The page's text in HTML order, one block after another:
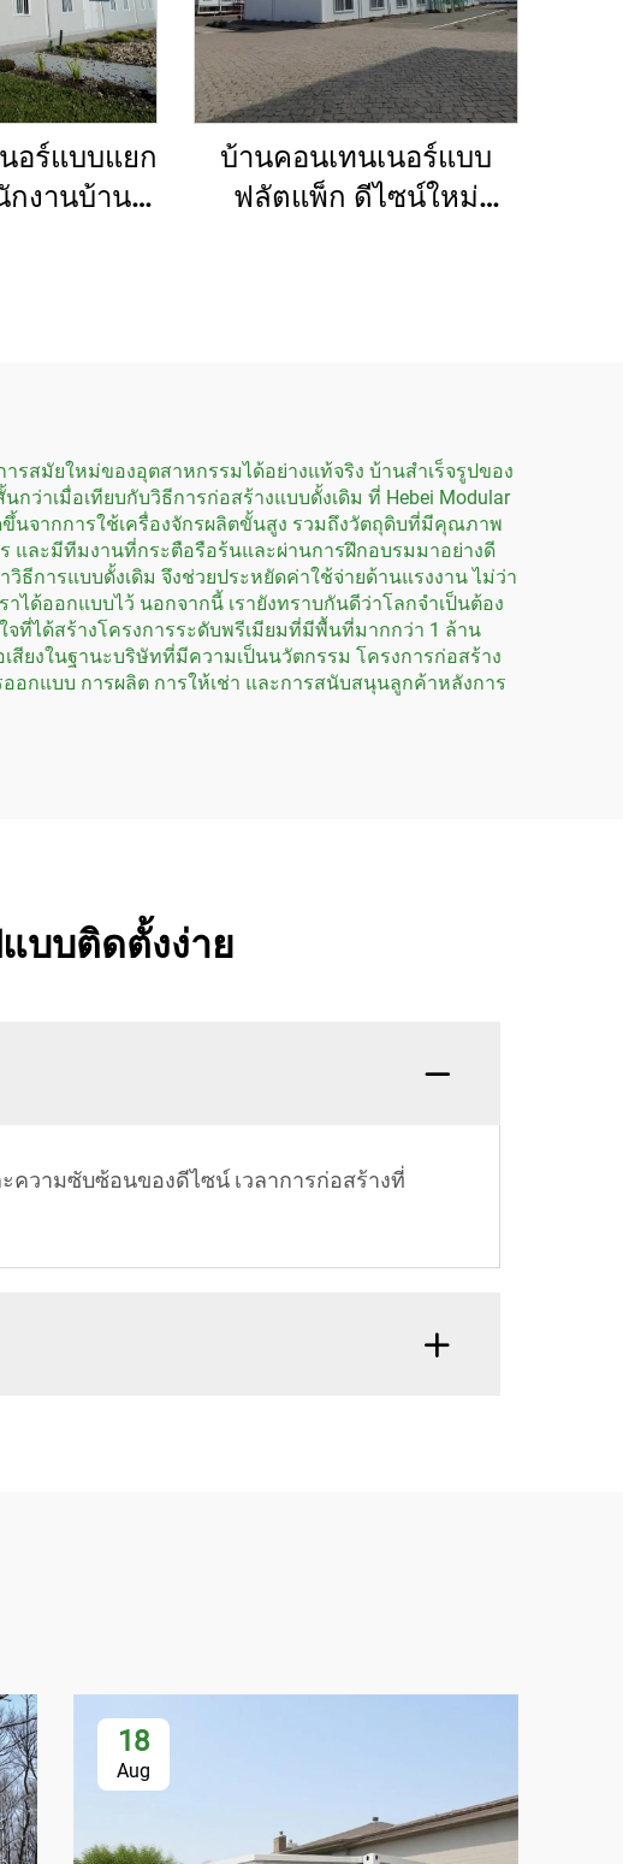
อร์แบบแยก
งานบ้าน
บ้านคอนเทนเนอร์แบบ
ฟลัตแพ็ก ดีไซน์ใหม่
รสมัยใหม่ของอุตสาหกรรมได้อย่างแท้จริง บ้านสำเร็จรูปของ
ว่าเมื่อเทียบกับวิธีการก่อสร้างแบบดั้งเดิม ที่ Hebei Modular
ขึ้นจากการใช้เครื่องจักรผลิตขั้นสูง รวมถึงวัตถุดิบที่มีคุณภาพ
และมีทีมงานที่กระตือรือร้นและผ่านการฝึกอบรมมาอย่างดี
การแบบดั้งเดิม จึงช่วยประหยัดค่าใช้จ่ายด้านแรงงาน ไม่ว่า
ได้ออกแบบไว้ นอกจากนี้ เรายังทราบกันดีว่าโลกจำเป็นต้อง
ที่ได้สร้างโครงการระดับพรีเมียมที่มีพื้นที่มากกว่า 1 ล้าน
สียงในฐานะบริษัทที่มีความเป็นนวัตกรรม โครงการก่อสร้าง
อกแบบ การผลิต การให้เช่า และการสนับสนุนลูกค้าหลังการ
บบติดตั้งง่าย
วามซับซ้อนของดีไซน์ เวลาการก่อสร้างที่
18
Aug